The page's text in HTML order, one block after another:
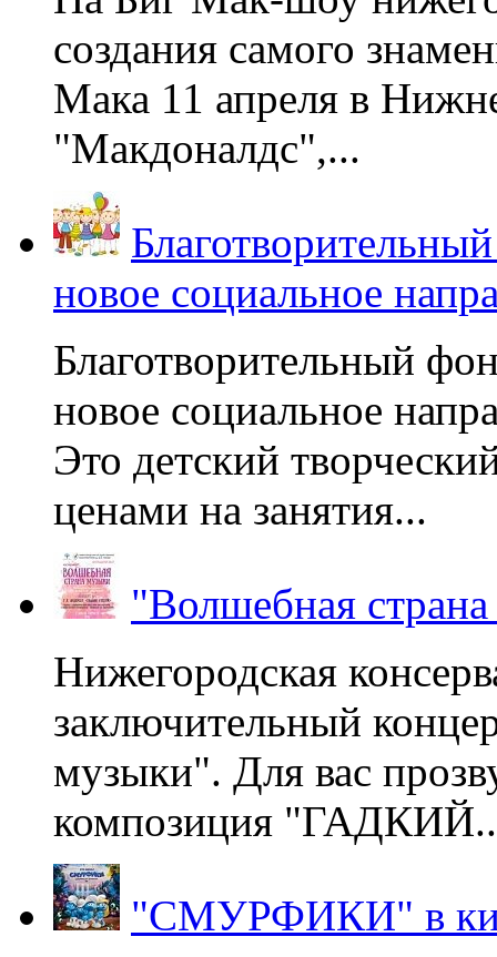
создания самого
Мака 11 апреля в
"Макдоналдс",...
новое социальное
Благотворительный
новое социальное
Это детский
ценами на занятия...
"Волшебная
Нижегородская
заключительный
музыки". Для вас
композиция
"СМУРФИКИ" в